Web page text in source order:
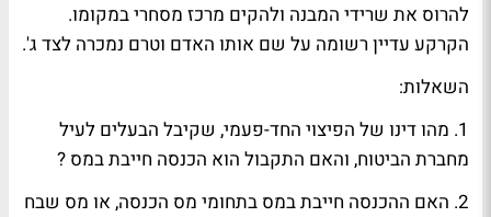
להרוס את שרידי המבנה ולהקים מרכז מסחרי במקומו.
הקרקע עדיין רשומה על שם אותו האדם וטרם נמכרה לצד ג'.
השאלות:
1. מהו דינו של הפיצוי החד-פעמי, שקיבל הבעלים לעיל
מחברת הביטוח, והאם התקבול הוא הכנסה חייבת במס ?
2. האם ההכנסה חייבת במס בתחומי מס הכנסה, או מס שבח